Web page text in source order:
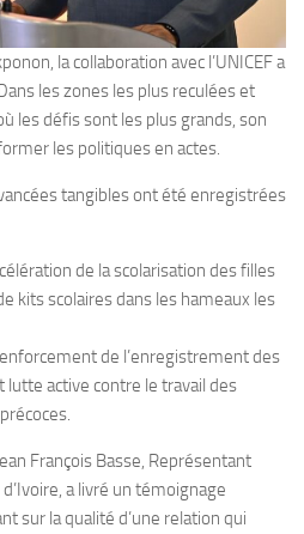
la collaboration avec l’UNICEF a
les zones les plus reculées et
les défis sont les plus grands, son
les politiques en actes.
tangibles ont été enregistrées
de la scolarisation des filles
kits scolaires dans les hameaux les
de l’enregistrement des
lutte active contre le travail des
François Basse, Représentant
a livré un témoignage
sur la qualité d’une relation qui